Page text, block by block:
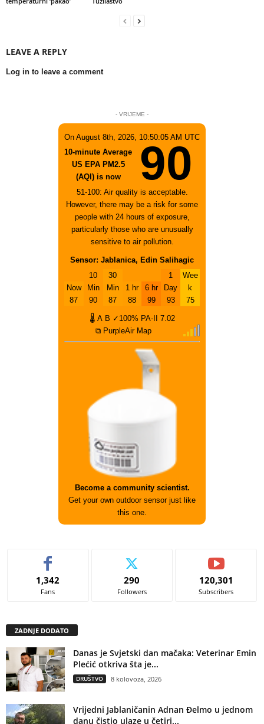
LEAVE A REPLY
Log in to leave a comment
- VRIJEME -
On August 8th, 2026, 10:50:05 AM UTC
10-minute Average
US EPA PM2.5
(AQI) is now
90
51-100: Air quality is acceptable.
However, there may be a risk for some
people with 24 hours of exposure,
particularly those who are unusually
sensitive to air pollution.
Sensor: Jablanica, Edin Salihagic
Now
87
10
Min
90
30
Min
87
1 hr
88
6 hr
99
1
Day
93
Wee
k
75
🌡 A B ✓100% PA-II
7.02
⧉ PurpleAir Map
Become a community scientist.
Get your own outdoor sensor just like
this one.
1,342
Fans
290
Followers
120,301
Subscribers
ZADNJE DODATO
Danas je Svjetski dan mačaka: Veterinar Emin
Plećić otkriva šta je...
DRUŠTVO 8 kolovoza, 2026
Vrijedni Jablaničanin Adnan Đelmo u jednom
danu čistio ulaze u četiri...